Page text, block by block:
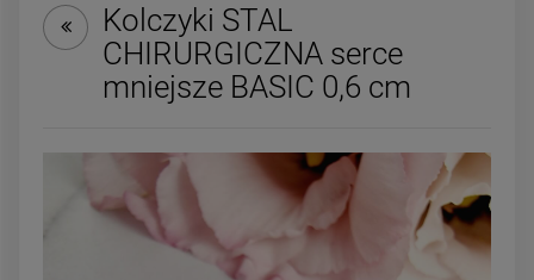
Kolczyki STAL
CHIRURGICZNA kwiatki
kryształki różowe
DO KOSZYKA
Bransoletka
kamyczki
Cena regularna:
Najniższa cena:
DO KOSZYKA
Kolczyki STAL
CHIRURGICZNA serce
mniejsze BASIC 0,6 cm